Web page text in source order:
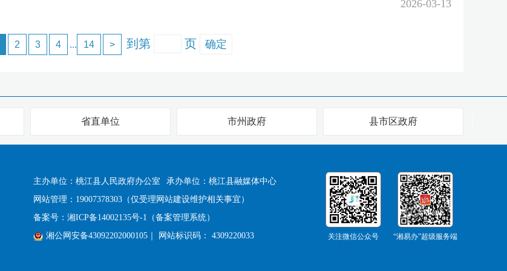
2026-03-13
2 3 4 ... 14 > 到第 页 确定
省直单位 市州政府 县市区政府
主办单位：桃江县人民政府办公室
承办单位：桃江县融媒体中心
网站管理：19007378303（仅受理网站建设维护相关事宜）
备案号： 湘ICP备14002135号-1（备案管理系统）
湘公网安备43092202000105 ｜ 网站标识码： 4309220033 关注微信公众号 “湘易办”超级服务端